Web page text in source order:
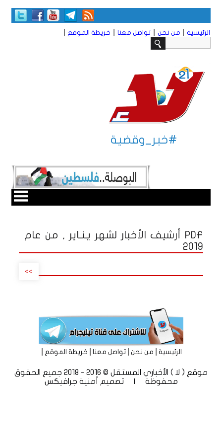
الرئيسية من نحن تواصل معنا خريطة الموقع
#خبر_وقضية
PDF أرشيف الأخبار لشهر يـنـاير , من عام
2019
>>
الرئيسية|من نحن|تواصل معنا|خريطة الموقع
موقع ( لا ) الأخباري المستقل © 2016 - 2018 جميع الحقوق
محفوظة | تصميم
أمنية جرافيكس